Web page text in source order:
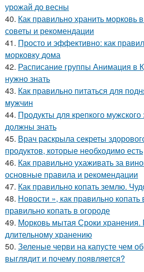
урожай до весны
40. Как правильно хранить морковь
советы и рекомендации
41. Просто и эффективно: как
морковку дома
42. Расписание группы Анимация в
нужно знать
43. Как правильно питаться для
мужчин
44. Продукты для крепкого
должны знать
45. Врач раскрыла секреты
продуктов, которые необходимо есть
46. Как правильно ухаживать за
основные правила и рекомендации
47. Как правильно копать землю.
48. Новости », как правильно копать
правильно копать в огороде
49. Морковь мытая Сроки хранения.
длительному хранению
50. Зеленые черви на капусте чем
выглядит и почему появляется?